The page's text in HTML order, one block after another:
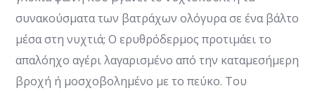
συνακούσματα των βατράχων ολόγυρα σε ένα βάλτο
μέσα στη νυχτιά; Ο ερυθρόδερμος προτιμάει το
απαλόηχο αγέρι λαγαρισμένο από την καταμεσήμερη
βροχή ή μοσχοβολημένο με το πεύκο. Του